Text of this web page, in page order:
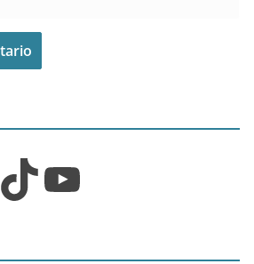
TikTok YouTube